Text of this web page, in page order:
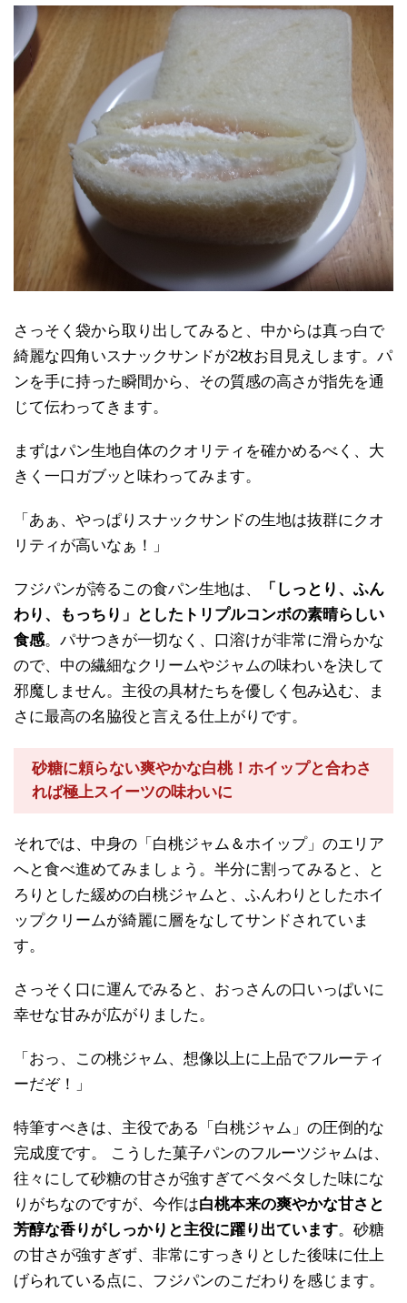
さっそく袋から取り出してみると、中からは真っ白で
綺麗な四角いスナックサンドが2枚お目見えします。パ
ンを手に持った瞬間から、その質感の高さが指先を通
じて伝わってきます。
まずはパン生地自体のクオリティを確かめるべく、大
きく一口ガブッと味わってみます。
「あぁ、やっぱりスナックサンドの生地は抜群にクオ
リティが高いなぁ！」
フジパンが誇るこの食パン生地は、
「しっとり、ふん
わり、もっちり」としたトリプルコンボの素晴らしい
食感。パサつきが一切なく、口溶けが非常に滑らかな
ので、中の繊細なクリームやジャムの味わいを決して
邪魔しません。主役の具材たちを優しく包み込む、ま
さに最高の名脇役と言える仕上がりです。
砂糖に頼らない爽やかな白桃！ホイップと合わさ
れば極上スイーツの味わいに
それでは、中身の「白桃ジャム＆ホイップ」のエリア
へと食べ進めてみましょう。半分に割ってみると、と
ろりとした緩めの白桃ジャムと、ふんわりとしたホイ
ップクリームが綺麗に層をなしてサンドされていま
す。
さっそく口に運んでみると、おっさんの口いっぱいに
幸せな甘みが広がりました。
「おっ、この桃ジャム、想像以上に上品でフルーティ
ーだぞ！」
特筆すべきは、主役である「白桃ジャム」の圧倒的な
完成度です。 こうした菓子パンのフルーツジャムは、
往々にして砂糖の甘さが強すぎてベタベタした味にな
りがちなのですが、今作は白桃本来の爽やかな甘さと
芳醇な香りがしっかりと主役に躍り出ています。砂糖
の甘さが強すぎず、非常にすっきりとした後味に仕上
げられている点に、フジパンのこだわりを感じます。